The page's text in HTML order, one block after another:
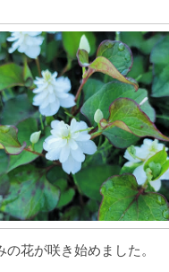
の花が咲き始めました。